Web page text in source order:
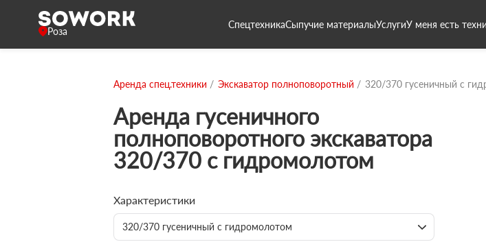
Роза
СпецтехникаСыпучие материалыУслугиУ меня есть
Аренда спец.техники Экскаватор полноповоротный 320/370 гусеничный с
Аренда гусеничного
полноповоротного экскаватора
320/370 с гидромолотом
Характеристики
320/370 гусеничный с гидромолотом